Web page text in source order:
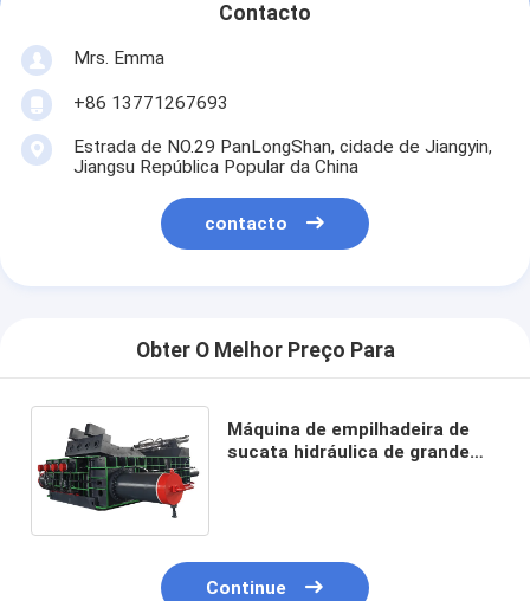
Contacto
Mrs. Emma
+86 13771267693
Estrada de NO.29 PanLongShan, cidade de Jiangyin,
Jiangsu República Popular da China
contacto
Obter O Melhor Preço Para
Máquina de empilhadeira de
sucata hidráulica de grande
Continue